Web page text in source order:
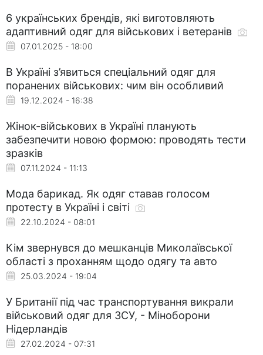
6 українських брендів, які виготовляють
адаптивний одяг для військових і ветеранів
07.01.2025 - 18:00
В Україні з’явиться спеціальний одяг для
поранених військових: чим він особливий
19.12.2024 - 16:38
Жінок-військових в Україні планують
забезпечити новою формою: проводять тести
зразків
07.11.2024 - 11:13
Мода барикад. Як одяг ставав голосом
протесту в Україні і світі
22.10.2024 - 08:01
Кім звернувся до мешканців Миколаївської
області з проханням щодо одягу та авто
25.03.2024 - 19:04
У Британії під час транспортування викрали
військовий одяг для ЗСУ, - Міноборони
Нідерландів
27.02.2024 - 07:31